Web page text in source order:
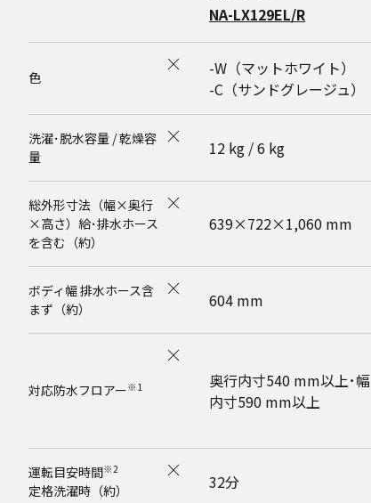
NA-LX129EL/R
色
-W（マットホワイト）
-C（サンドグレージュ）
洗濯･脱水容量 / 乾燥容
量
12 kg / 6 kg
総外形寸法（幅×奥行
×高さ）給･排水ホース
を含む（約）
639×722×1,060 mm
ボディ幅 排水ホース含
まず（約）
604 mm
対応防水フロアー※1
奥行内寸540 mm以上･幅
内寸590 mm以上
運転目安時間※2
定格洗濯時（約） 32分